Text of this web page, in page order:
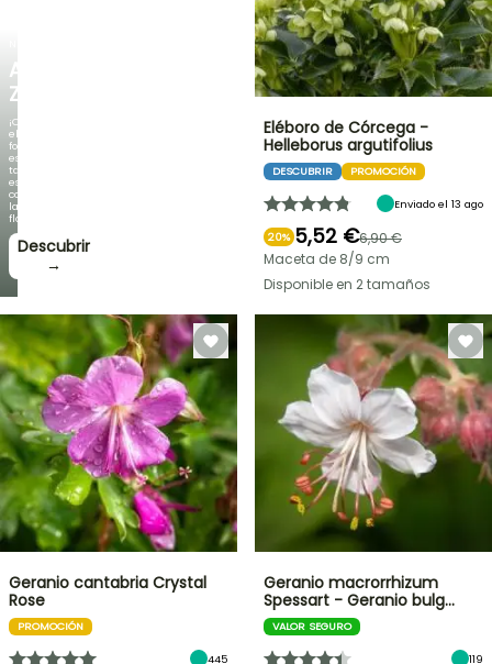
AGAPANTHUS
ZAMBEZI
¡Cuando
el
follaje
es
tan
espectacular
como
la
floración!
Descubrir
→
Eléboro de Córcega -
Helleborus argutifolius
DESCUBRIR PROMOCIÓN
Enviado el 13 ago
20% 5,52 €6,90 €
Maceta de 8/9 cm
Disponible en 2 tamaños
Geranio cantabria Crystal
Rose
PROMOCIÓN
445
Geranio macrorrhizum
Spessart - Geranio bulg…
VALOR SEGURO
119